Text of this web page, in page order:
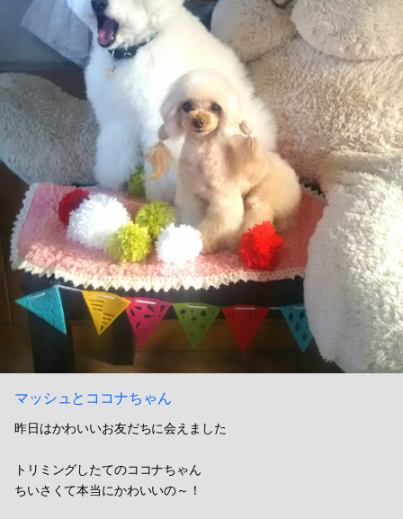
マッシュとココナちゃん
昨日はかわいいお友だちに会えました
トリミングしたてのココナちゃん
ちいさくて本当にかわいいの～！